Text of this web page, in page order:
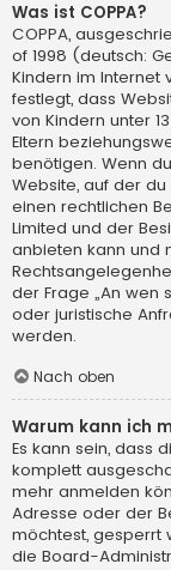
Was ist COPPA?
COPPA,
of 1998 (deutsch:
Kindern im Internet
festlegt, dass
von Kindern unter
Eltern
benötigen. Wenn
Website, auf der
einen rechtlichen
Limited und der
anbieten kann und
der Frage „An wen
oder juristische
werden.
Nach oben
Warum kann ich
Es kann sein, dass
komplett
mehr anmelden
Adresse oder der
möchtest, gesperrt
die Board-